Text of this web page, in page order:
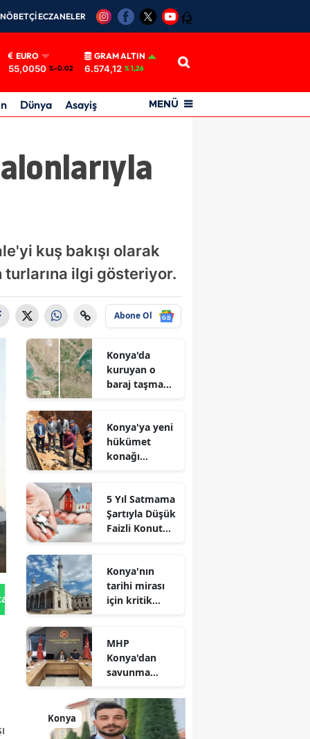
NÖBETÇİ ECZANELER 12
EURO
55,0050 %-0.02
GRAM ALTIN
6.574,12 % 1,26
Dünya Asayiş MENÜ
kuş bakışı olarak
ilgi gösteriyor.
Abone Ol
Gönder
Konya'da
kuruyan o
baraj taşma
Konya'ya yeni
hükümet
konağı
5 Yıl Satmama
Şartıyla Düşük
Faizli Konut
Konya'nın
tarihi mirası
için kritik
açıklandı
MHP
Konya'dan
savunma
yeni hamle: İlk
toplantı
yapıldı!
Konya